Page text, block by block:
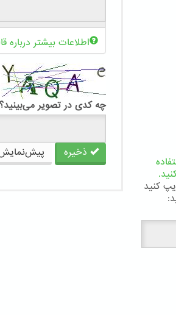
اطلاعات بیشتر درباره
چه کدی در تصویر می‌بینید؟
ذخیره
کنید